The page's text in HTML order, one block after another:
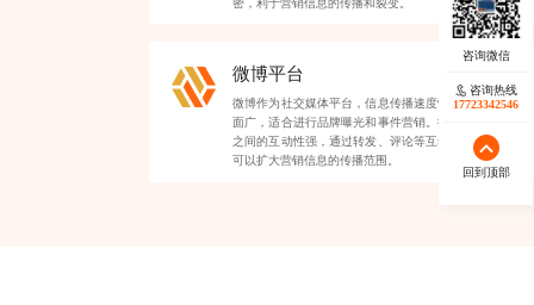
密，利于营销信息的传播和裂变。
微博平台
微博作为社交媒体平台，信息传播速度快，覆盖
面广，适合进行品牌曝光和事件营销。微博用户
之间的互动性强，通过转发、评论等互动形式，
可以扩大营销信息的传播范围。
咨询热线
17723342546
回到顶部